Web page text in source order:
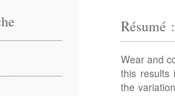
Wear and
this results
the